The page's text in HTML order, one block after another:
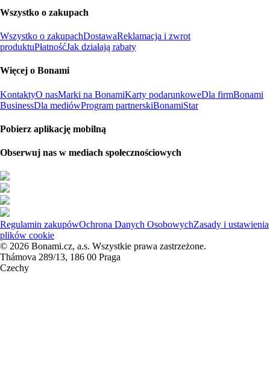
Wszystko o zakupach
Wszystko o zakupachDostawaReklamacja i zwrot
produktuPłatnośćJak działają rabaty
Więcej o Bonami
KontaktyO nasMarki na BonamiKarty podarunkoweDla firmBonami
BusinessDla mediówProgram partnerskiBonamiStar
Pobierz aplikację mobilną
Obserwuj nas w mediach społecznościowych
Regulamin zakupówOchrona Danych OsobowychZasady i ustawienia
plików cookie
© 2026 Bonami.cz, a.s. Wszystkie prawa zastrzeżone.
Thámova 289/13, 186 00 Praga
Czechy